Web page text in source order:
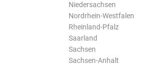
Niedersachsen
Nordrhein-Westfalen
Rheinland-Pfalz
Saarland
Sachsen
Sachsen-Anhalt